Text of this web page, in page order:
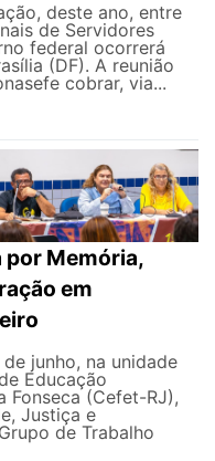
deste ano, entre
de Servidores
federal ocorrerá
(DF). A reunião
cobrar, via...
por Memória,
em
junho, na unidade
Educação
Fonseca (Cefet-RJ),
Justiça e
de Trabalho